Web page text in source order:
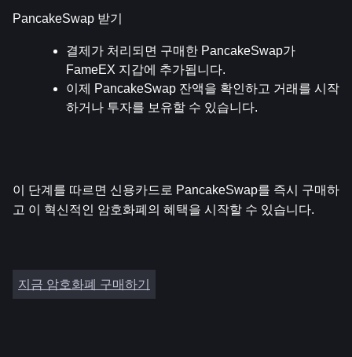
PancakeSwap 받기
결제가 처리되면 구매한 PancakeSwap가
FameEX 지갑에 추가됩니다.
이제 PancakeSwap 잔액을 확인하고 거래를 시작
하거나 투자를 보유할 수 있습니다.
이 단계를 따르면 신용카드로 PancakeSwap를 즉시 구매하
고 이 혁신적인 암호화폐의 혜택을 시작할 수 있습니다.
지금 암호화폐 구매하기